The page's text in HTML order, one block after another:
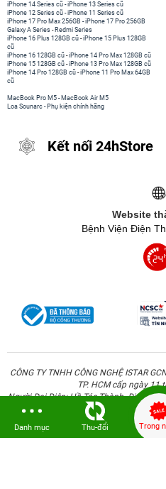
iPhone 14 Series cũ -iPhone 13 Series cũ
iPhone 12 Series cũ -iPhone 11 Series cũ
iPhone 17 Pro Max 256GB -iPhone 17 Pro 256GB
Galaxy A Series - Redmi Series
iPhone 16 Plus 128GB cũ -iPhone 15 Plus 128GB
cũ
iPhone 16 128GB cũ -iPhone 14 Pro Max 128GB cũ
iPhone 15 128GB cũ -iPhone 13 Pro Max 128GB cũ
iPhone 14 Pro 128GB cũ -iPhone 11 Pro Max 64GB
cũ
MacBook Pro M5 - MacBook Air M5
Loa Sounarc - Phụ kiện chính hãng
Kết nối 24hStore
Website
Bệnh Viện Điện
CÔNG TY TNHH CÔNG NGHỆ ISTAR
TP. HCM cấp ngày 11
Người Đại Diện: Hồ Tác Thành. Địa chỉ:
Danh mục Thu-đổi Trong